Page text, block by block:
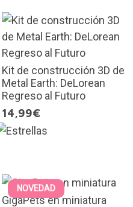
Kit de construcción 3D de
Metal Earth: DeLorean
Regreso al Futuro
14,99€
NOVEDAD
GigaPets en miniatura